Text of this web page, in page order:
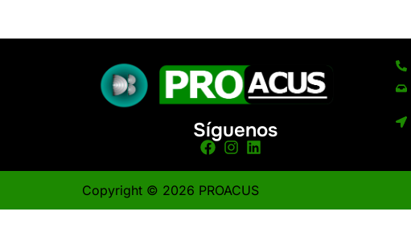
Síguenos
Copyright © 2026 PROACUS